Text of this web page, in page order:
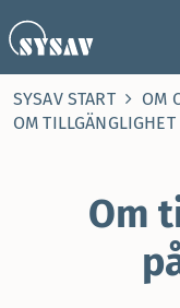
SYSAV START
OM
OM TILLGÄNGLIGHET
Om